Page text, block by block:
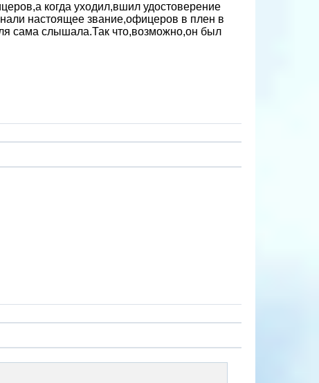
когда уходил,вшил удостоверение
настоящее звание,офицеров в плен в
сама слышала.Так что,возможно,он был